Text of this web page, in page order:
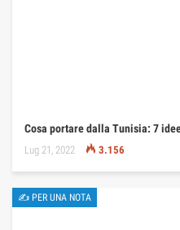
Cosa portare dalla Tunisia: 7
Lug 21, 2022 3.156
✍ PER UNA NOTA